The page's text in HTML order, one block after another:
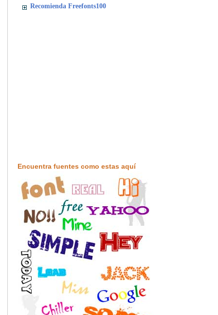
Recomienda Freefonts100
Encuentra fuentes como estas aquí